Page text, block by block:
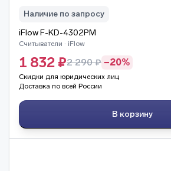
Наличие по запросу
iFlow F-KD-4302PM
Считыватели · iFlow
1 832 ₽2 290 ₽ −20%
Скидки для юридических лиц
Доставка по всей России
В корзину